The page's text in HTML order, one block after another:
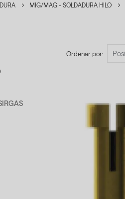
MIG/MAG - SOLDADURA HILO
Ordenar por